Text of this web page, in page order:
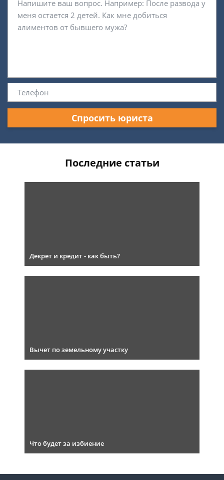
Спросить юриста
Последние статьи
Декрет и кредит - как быть?
Вычет по земельному участку
Что будет за избиение